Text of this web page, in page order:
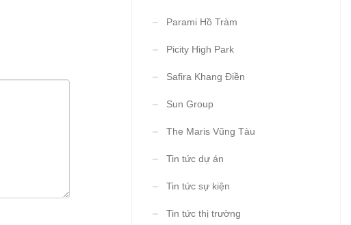
Parami Hồ Tràm
Picity High Park
Safira Khang Điền
Sun Group
The Maris Vũng Tàu
Tin tức dự án
Tin tức sự kiện
Tin tức thị trường